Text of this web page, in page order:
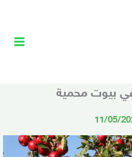
في بيوت محمية
11/05/